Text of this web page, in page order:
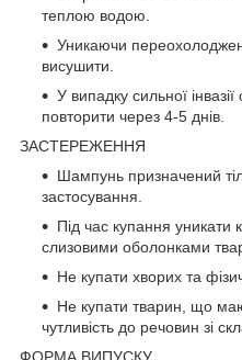
теплою водою.
Уникаючи
висушити.
У випадку сильної
повторити через 4-5 днів.
ЗАСТЕРЕЖЕННЯ
Шампунь призначений
застосування.
Під час купання уникати
слизовими оболонками
Не купати хворих та
Не купати тварин, що
чутливість до речовин зі
ФОРМА ВИПУСКУ